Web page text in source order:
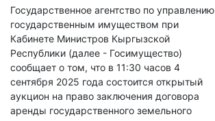
Государственное агентство по управлению
государственным имуществом при
Кабинете Министров Кыргызской
Республики (далее - Госимущество)
сообщает о том, что в 11:30 часов 4
сентября 2025 года состоится открытый
аукцион на право заключения договора
аренды государственного земельного